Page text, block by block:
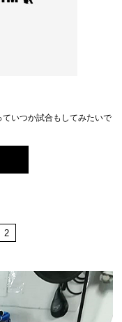
いつか試合もしてみたいで
2